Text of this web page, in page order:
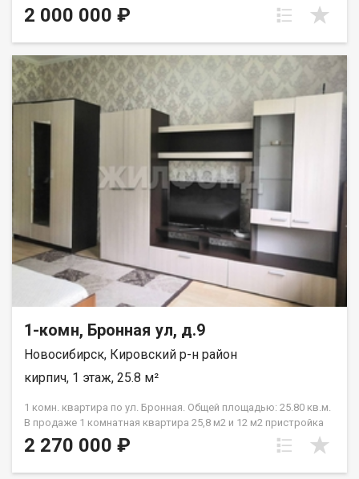
однокомнатная квартира в Дзержинском районе. Тихий район
с развитой инфраструктурой в шаговой доступности
магазин. До остановки общественного Транспорта 5 мин. В
квартире : окна пластиковые, радиаторы новые биметал,
стены выровнены гипсокартоном. В Санузле нужен
КАПИТАЛЬНЫЙ ремонт ( подробности по телефону) В
Подъезде 2 квартиры, соседи хорошие. Один взрослый
собственник, обременения , долгов нет, в квартире не кто не
проживает. При звонке, пожалуйста, сообщите номер
варианта - JV010541108997.
2 000 000 ₽
1-комн, Бронная ул, д.9
Новосибирск, Кировский р-н район
кирпич, 1 этаж, 25.8 м²
1 комн. квартира по ул. Бронная. Общей площадью: 25.80 кв.м.
В продаже 1 комнатная квартира 25,8 м2 и 12 м2 пристройка
(комната). Квартира находится в одноэтажном
малонаселенном кирпичном доме. В тихом месте, вдали от
2 270 000 ₽